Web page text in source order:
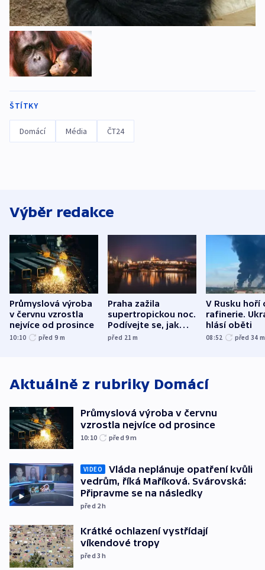
ŠTÍTKY
Domácí Média ČT24
Výběr redakce
Průmyslová výroba
v červnu vzrostla
nejvíce od prosince
10:10 před 9 m
Praha zažila
supertropickou noc.
Podívejte se, jak
bylo u vás
před 21m
V Rusku hoří
rafinerie.
hlásí oběti
08:52 před 34 m
Aktuálně z rubriky Domácí
Průmyslová výroba v červnu
vzrostla nejvíce od prosince
10:10 před 9m
VIDEO
Vláda neplánuje opatření kvůli
vedrům, říká Maříková. Svárovská:
Připravme se na následky
před 2h
Krátké ochlazení vystřídají
víkendové tropy
před 3h